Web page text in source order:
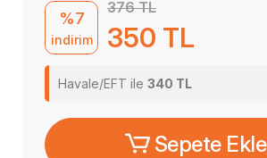
%7
indirim
376 TL
350 TL
Havale/EFT ile 340 TL
Sepete Ekle